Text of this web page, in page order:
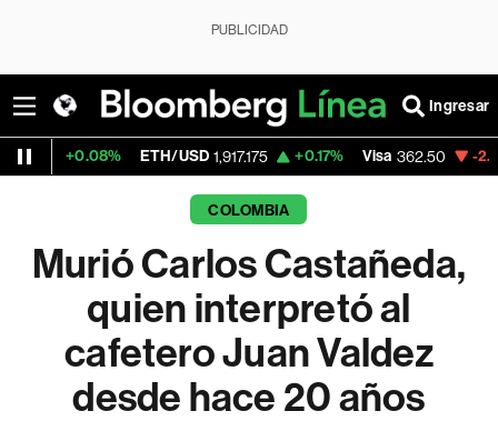
PUBLICIDAD
Ingresar
ETH/USD 1,917.175 +0.17% Visa 362.50 -2.15%
COLOMBIA
Murió Carlos Castañeda,
quien interpretó al
cafetero Juan Valdez
desde hace 20 años